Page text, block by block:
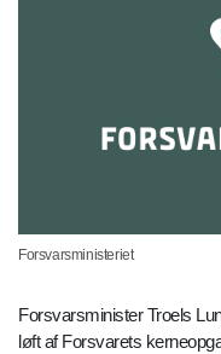
Forsvarsministeriet
Forsvarsminister Troels
løft af Forsvarets